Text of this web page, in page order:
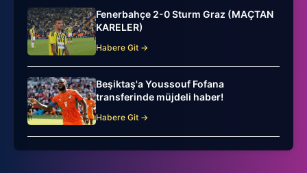
Fenerbahçe 2-0 Sturm Graz (MAÇTAN
KARELER)
Habere Git →
Beşiktaş'a Youssouf Fofana
transferinde müjdeli haber!
Habere Git →